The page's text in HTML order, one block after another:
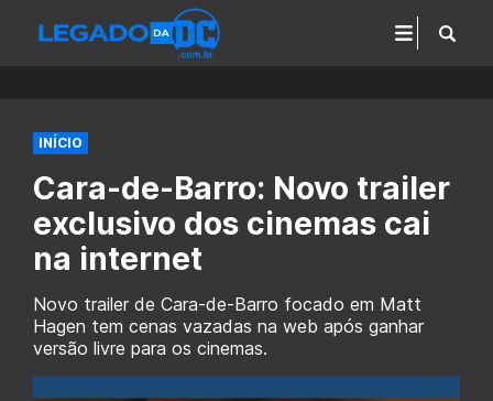
INÍCIO
Cara-de-Barro: Novo trailer
exclusivo dos cinemas cai
na internet
Novo trailer de Cara-de-Barro focado em Matt
Hagen tem cenas vazadas na web após ganhar
versão livre para os cinemas.